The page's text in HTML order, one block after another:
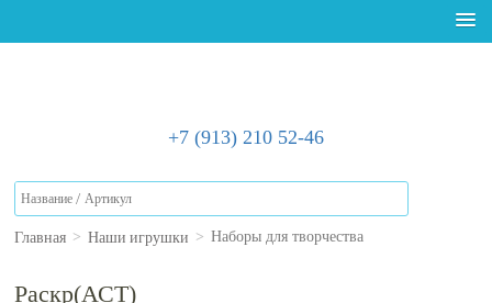
+7 (913) 210 52-46
Главная > Наши игрушки > Наборы для творчества
Раскр(АСТ)